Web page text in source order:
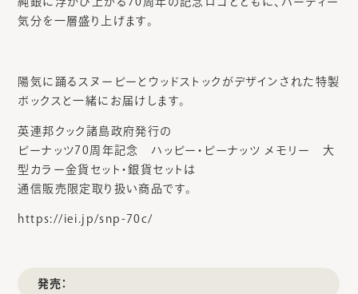
気分を一層盛り上げます。
陽気に踊るスヌーピーとウッドストックがデザインされた特製
ボックスと一緒にお届けします。
英連邦クック諸島政府発行の
ピーナッツ70周年記念 ハッピー・ピーナッツ メモリー 大
型カラー金貨セット・銀貨セットは
通信販売限定取り扱い商品です。
https://iei.jp/snp-70c/
発売：